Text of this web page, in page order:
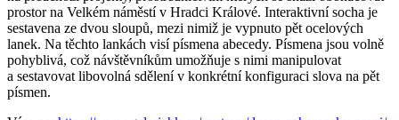
prostor na Velkém náměstí v Hradci Králové. Interaktivní socha je
sestavena ze dvou sloupů, mezi nimiž je vypnuto pět ocelových
lanek. Na těchto lankách visí písmena abecedy. Písmena jsou volně
pohyblivá, což návštěvníkům umožňuje s nimi manipulovat
a sestavovat libovolná sdělení v konkrétní konfiguraci slova na pět
písmen.